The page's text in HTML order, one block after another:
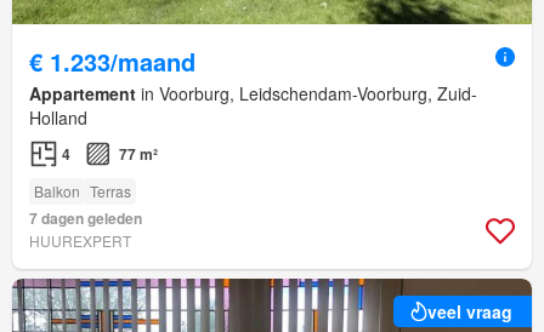
€ 1.233/maand
Appartement in Voorburg, Leidschendam-Voorburg, Zuid-
Holland
4 77 m²
Balkon Terras
7 dagen geleden
HUUREXPERT
veel vraag